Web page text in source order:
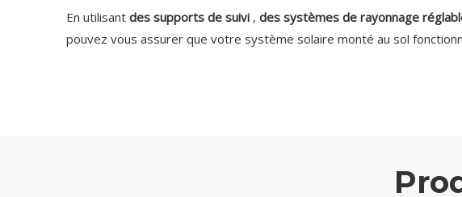
En utilisant des supports de suivi , des systèmes de rayonnage
pouvez vous assurer que votre système solaire monté au sol